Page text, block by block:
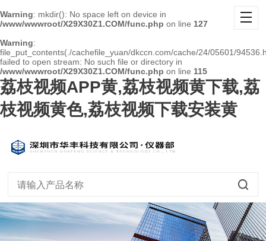
Warning: mkdir(): No space left on device in
/www/wwwroot/X29X30Z1.COM/func.php on line 127
Warning:
file_put_contents(./cachefile_yuan/dkccn.com/cache/24/05601/
failed to open stream: No such file or directory in
/www/wwwroot/X29X30Z1.COM/func.php on line 115
荔枝视频APP黄,荔枝视频黄下载,荔
枝视频黄色,荔枝视频下载安装黄